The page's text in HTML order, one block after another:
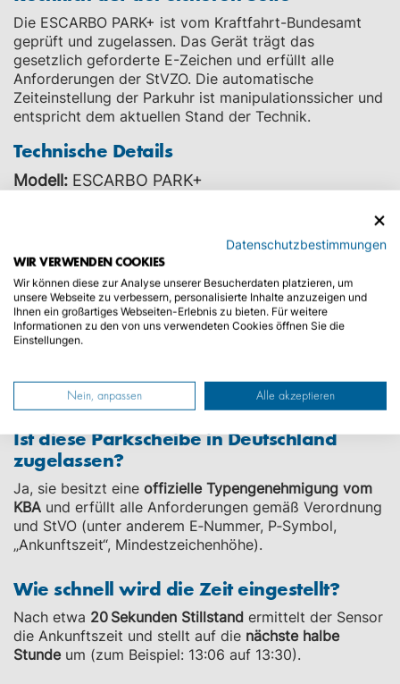
Die ESCARBO PARK+ ist vom Kraftfahrt-Bundesamt
geprüft und zugelassen. Das Gerät trägt das
gesetzlich geforderte E-Zeichen und erfüllt alle
Anforderungen der StVZO. Die automatische
Zeiteinstellung der Parkuhr ist manipulationssicher und
entspricht dem aktuellen Stand der Technik.
Technische Details
Modell: ESCARBO PARK+
Befestigung:4 Klebepads inklusive
(selbstklebend und rückstandsfrei)
Rechtskonform:ECE-zertifiziert (E1 10R-
0610067)
HÄUFIG GESTELLTE FRAGEN ZUR ELEKTRONISCHEN
PARKUHR
Ist diese Parkscheibe in Deutschland
zugelassen?
Ja, sie besitzt eine offizielle Typengenehmigung vom
KBA und erfüllt alle Anforderungen gemäß Verordnung
und StVO (unter anderem E‑Nummer, P‑Symbol,
„Ankunftszeit“, Mindestzeichenhöhe).
Wie schnell wird die Zeit eingestellt?
Nach etwa 20 Sekunden Stillstand ermittelt der Sensor
die Ankunftszeit und stellt auf die nächste halbe
Stundeum (zum Beispiel: 13:06 auf 13:30).
Datenschutzbestimmungen
WIR VERWENDEN COOKIES
Wir können diese zur Analyse unserer Besucherdaten platzieren, um
unsere Webseite zu verbessern, personalisierte Inhalte anzuzeigen und
Ihnen ein großartiges Webseiten-Erlebnis zu bieten. Für weitere
Informationen zu den von uns verwendeten Cookies öffnen Sie die
Einstellungen.
Nein, anpassen Alle akzeptieren